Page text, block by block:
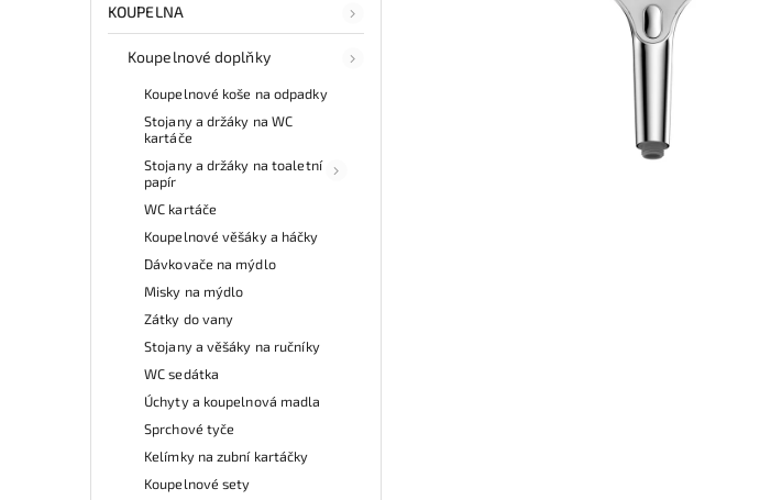
KOUPELNA
Koupelnové doplňky
Koupelnové koše na odpadky
Stojany a držáky na WC
kartáče
Stojany a držáky na toaletní
papír
WC kartáče
Koupelnové věšáky a háčky
Dávkovače na mýdlo
Misky na mýdlo
Zátky do vany
Stojany a věšáky na ručníky
WC sedátka
Úchyty a koupelnová madla
Sprchové tyče
Kelímky na zubní kartáčky
Koupelnové sety